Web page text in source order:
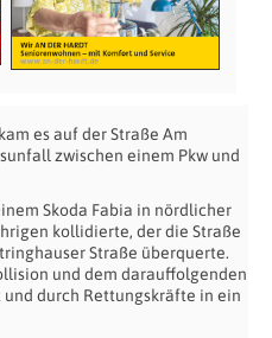
es auf der Straße Am
zwischen einem Pkw und
Skoda Fabia in nördlicher
kollidierte, der die Straße
Straße überquerte.
und dem darauffolgenden
durch Rettungskräfte in ein